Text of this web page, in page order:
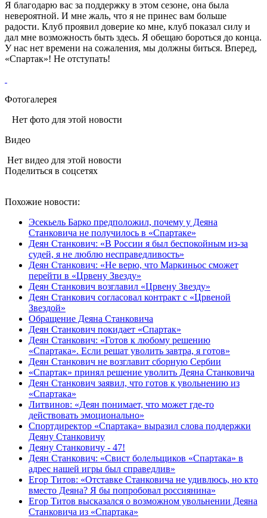
Я благодарю вас за поддержку в этом сезоне, она была
невероятной. И мне жаль, что я не принес вам больше
радости. Клуб проявил доверие ко мне, клуб показал силу и
дал мне возможность быть здесь. Я обещаю бороться до конца.
У нас нет времени на сожаления, мы должны биться. Вперед,
«Спартак»! Не отступать!
Фотогалерея
Нет фото для этой новости
Видео
Нет видео для этой новости
Поделиться в соцсетях
Похожие новости:
Эсекьель Барко предположил, почему у Деяна
Станковича не получилось в «Спартаке»
Деян Станкович: «В России я был беспокойным из-за
судей, я не люблю несправедливость»
Деян Станкович: «Не верю, что Маркиньос сможет
перейти в «Црвену Звезду»
Деян Станкович возглавил «Црвену Звезду»
Деян Станкович согласовал контракт с «Црвеной
Звездой»
Обращение Деяна Станковича
Деян Станкович покидает «Спартак»
Деян Станкович: «Готов к любому решению
«Спартака». Если решат уволить завтра, я готов»
Деян Станкович не возглавит сборную Сербии
«Спартак» принял решение уволить Деяна Станковича
Деян Станкович заявил, что готов к увольнению из
«Спартака»
Литвинов: «Деян понимает, что может где‑то
действовать эмоционально»
Спортдиректор «Спартака» выразил слова поддержки
Деяну Станковичу
Деяну Станковичу - 47!
Деян Станкович: «Свист болельщиков «Спартака» в
адрес нашей игры был справедлив»
Егор Титов: «Отставке Станковича не удивлюсь, но кто
вместо Деяна? Я бы попробовал россиянина»
Егор Титов высказался о возможном увольнении Деяна
Станковича из «Спартака»